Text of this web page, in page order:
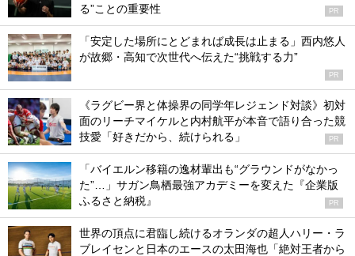
る”ことの重要性
PR
「安定した場所にとどまれば成長は止まる」西内悠人
が故郷・高知で次世代へ伝えた“挑戦する力”
PR
《ラグビー界と体操界の同学年レジェンド対談》初対
面のリーチマイケルと内村航平が本音で語り合った競
技愛「好きだから、続けられる」
PR
「バイエルン移籍の逸材輩出も“グラウンドがなかっ
た”…」サガン鳥栖最強アカデミーを変えた『企業版
ふるさと納税』
PR
世界の頂点に君臨し続けるオランダの超人ハリー・ラ
ブレイセンと日本のエースの太田海也「絶対王者から